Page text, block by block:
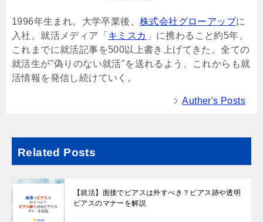
1996年生まれ。大学卒業後、 株式会社グローアップに
入社。就活メディア「 キミスカ 」に携わること約5年、
これまでに就活記事を500以上書き上げてきた。全ての
就活生が"偽りのない就活"を送れるよう、これからも就
活情報を発信し続けていく。
Auther's Posts
Related Posts
【就活】面接でピアスは外すべき？ピアス跡や透明
ピアスのマナーを解説